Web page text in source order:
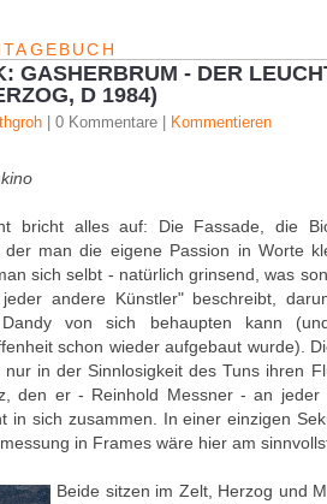
GASHERBRUM - DER
D 1984)
thgroh | 0 Kommentare | Kommentieren
bricht alles auf: Die Fassade, die
der man die eigene Passion in Worte
sich selbt - natürlich grinsend, was
andere Künstler" beschreibt,
von sich behaupten kann
schon wieder aufgebaut wurde).
in der Sinnlosigkeit des Tuns ihren
den er - Reinhold Messner - an jeder
in sich zusammen. In einer einzigen
in Frames wäre hier am
Beide sitzen im Zelt, Herzog und